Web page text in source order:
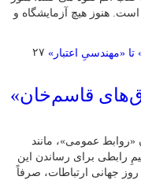
هنوز هیچ آزمایشگاه و
۲۷
قاسم‌خان»
«روابط عمومی»، مانند
رابطی برای رساندن این
ندارند. ۲۷ اردیبهشت، روز جهانی ارتباطات، صرفاً